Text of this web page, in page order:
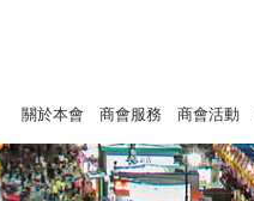
關於本會 商會服務 商會活動